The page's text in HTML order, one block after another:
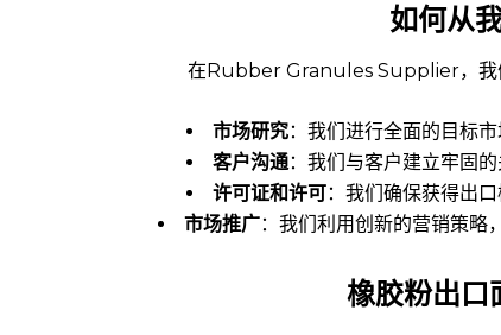
如何从
在Rubber Granules Supplier，我
市场研究：我们进行全面的目标
客户沟通：我们与客户建立牢固
许可证和许可：我们确保获得出
市场推广：我们利用创新的营销策略
橡胶粉出口